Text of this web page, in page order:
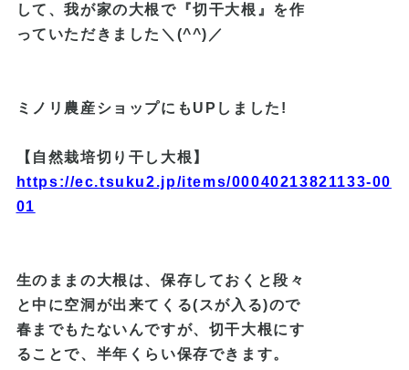
して、我が家の大根で『切干大根』を作
っていただきました＼(^^)／
ミノリ農産ショップにもUPしました!
【自然栽培切り干し大根】
https://ec.tsuku2.jp/items/00040213821133-00
01
生のままの大根は、保存しておく と段々
と中に空洞が出来てくる(スが入る)ので
春までもたないんですが、 切干大根にす
ることで、半年 くらい保存できます。